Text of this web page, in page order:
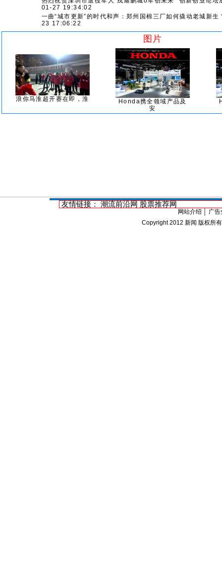
01-27 19:34:02
一曲“城市更新”的时代和声：郑州国棉三厂如何撬动老城新生
23 17:06:22
图片
浪你马淮超开赛在即，淮
Honda携全领域产品及
安
友情链接： 潮流前沿网 股票推荐网
网站介绍
广告
Copyright 2012 新闻 版权所